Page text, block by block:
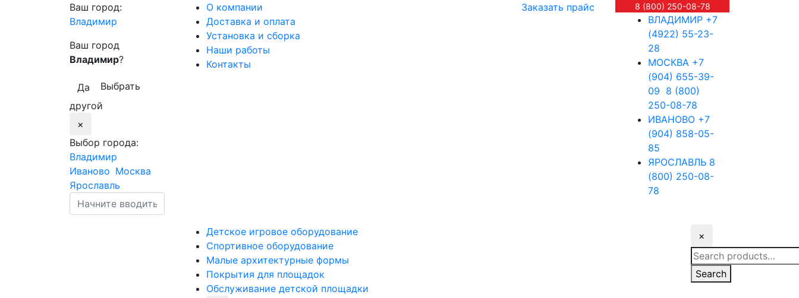
Ваш город:
Владимир
Ваш город
Владимир?
Да
Выбрать
другой
×
Выбор города:
Владимир
Иваново Москва
Ярославль
О компании
Доставка и оплата
Установка и сборка
Наши работы
Контакты
Заказать прайс 8 (800) 250-08-78
ВЛАДИМИР +7
(4922) 55-23-
28
МОСКВА +7
(904) 655-39-
09 8 (800)
250-08-78
ИВАНОВО +7
(904) 858-05-
85
ЯРОСЛАВЛЬ 8
(800) 250-08-
78
Детское игровое оборудование
Спортивное оборудование
Малые архитектурные формы
Покрытия для площадок
Обслуживание детской площадки
×
Search
for:
Search